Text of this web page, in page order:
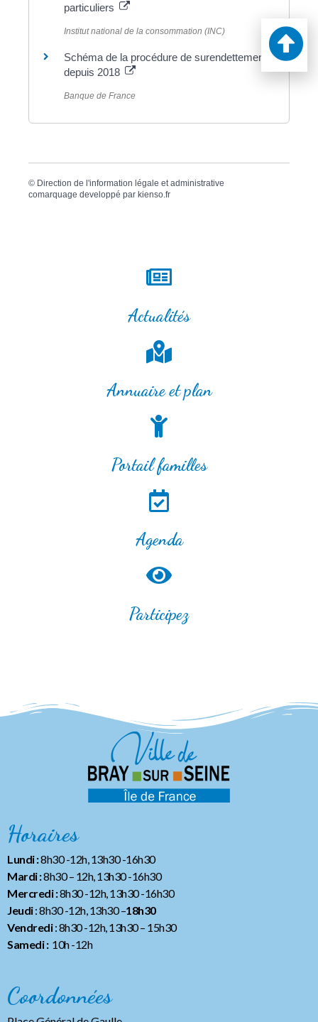
particuliers
Institut national de la consommation (INC)
Schéma de la procédure de surendettement
depuis 2018
Banque de France
© Direction de l'information légale et administrative
comarquage developpé par kienso.fr
Actualités
Annuaire et plan
Portail familles
Agenda
Participez
Horaires
Lundi :8h30 -12h, 13h30 -16h30
Mardi :8h30 – 12h, 13h30 -16h30
Mercredi :8h30 -12h, 13h30 -16h30
Jeudi: 8h30 -12h, 13h30 –18h30
Vendredi: 8h30 -12h, 13h30– 15h30
Samedi :10h -12h
Coordonnées